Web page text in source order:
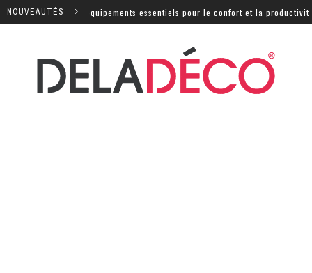
NOUVEAUTÉS
: quels sont les équipements essentiels pour le confort et la productivité ?